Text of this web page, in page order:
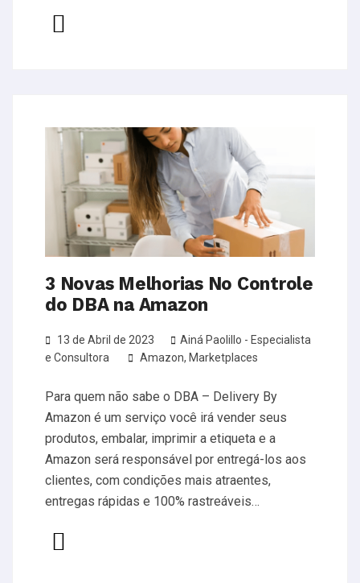
3 Novas Melhorias No Controle
do DBA na Amazon
13 de Abril de 2023
Ainá Paolillo - Especialista
e Consultora
Amazon, Marketplaces
Para quem não sabe o DBA – Delivery By
Amazon é um serviço você irá vender seus
produtos, embalar, imprimir a etiqueta e a
Amazon será responsável por entregá-los aos
clientes, com condições mais atraentes,
entregas rápidas e 100% rastreáveis…